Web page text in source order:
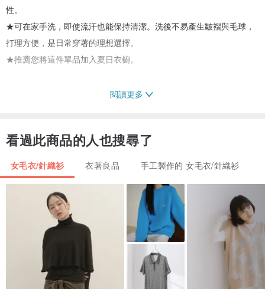
性。
★可在家手洗，即使流汗也能保持清潔。洗後不易產生皺褶與毛球，
打理方便，是日常穿著的理想選擇。
★推薦您將這件單品加入夏日衣櫥。
季穿著。
軟度，即使直接接觸肌膚也不會感到刺癢，著感舒適。
★此外，和紙纖維能透過其多孔結構吸附異味分子並達到脫臭效果。
洗滌後孔洞結構會恢復，可重複發揮脫臭功效，是非常優秀的和紙纖
閱讀更多
看過此商品的人也搜尋了
女毛衣/針織衫 衣著良品 手工製作的 女毛衣/針織衫